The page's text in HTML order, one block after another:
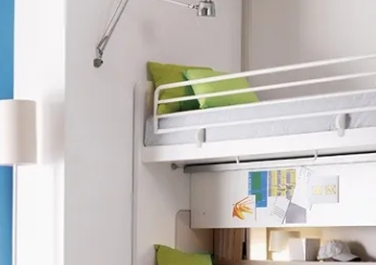
Cappe cucina dal design innovativo